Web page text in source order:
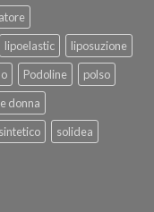
lipoelastic
liposuzione
Podoline
polso
donna
sintetico
solidea